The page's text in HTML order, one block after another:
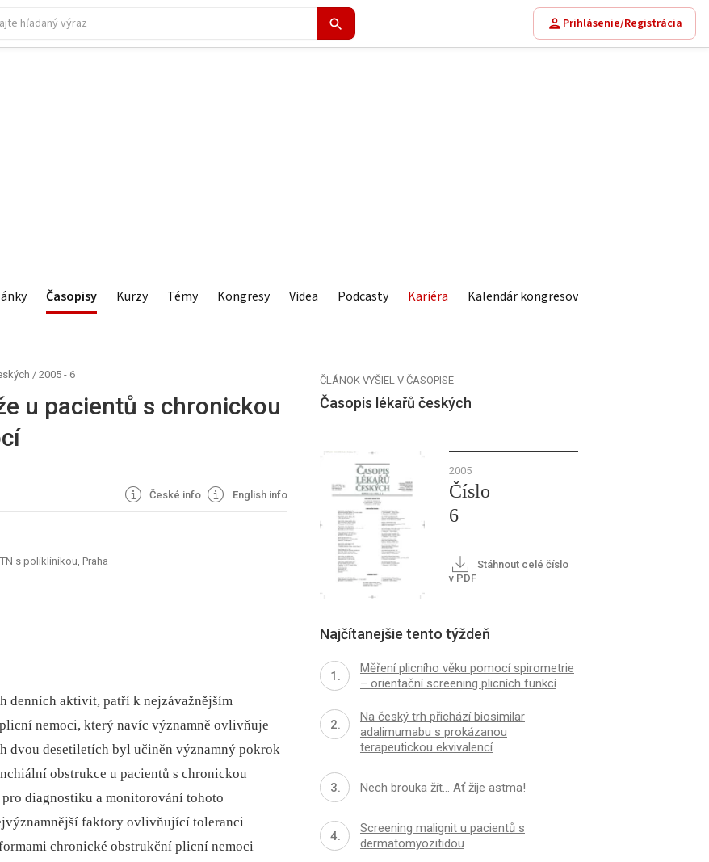
Prihlásenie/Registrácia
Časopisy Kurzy Témy Kongresy Videa Podcasty Kariéra Kalendár kongresov
/ 2005 - 6
u pacientů s chronickou
České info English info
s poliklinikou, Praha
denních aktivit, patří k nejzávažnějším
nemoci, který navíc významně ovlivňuje
dvou desetiletích byl učiněn významný pokrok
obstrukce u pacientů s chronickou
diagnostiku a monitorování tohoto
faktory ovlivňující toleranci
chronické obstrukční plicní nemoci
ČLÁNOK VYŠIEL V ČASOPISE
Časopis lékařů českých
2005
Číslo
6
Stáhnout celé číslo
v PDF
Najčítanejšie tento týždeň
Měření plicního věku pomocí spirometrie
– orientační screening plicních funkcí
Na český trh přichází biosimilar
adalimumabu s prokázanou
terapeutickou ekvivalencí
Nech brouka žít… Ať žije astma!
Screening malignit u pacientů s
dermatomyozitidou